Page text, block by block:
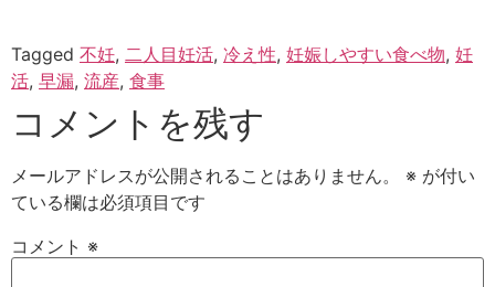
Tagged 不妊, 二人目妊活, 冷え性, 妊娠しやすい食べ物, 妊
活, 早漏, 流産, 食事
コメントを残す
メールアドレスが公開されることはありません。 ※ が付い
ている欄は必須項目です
コメント ※